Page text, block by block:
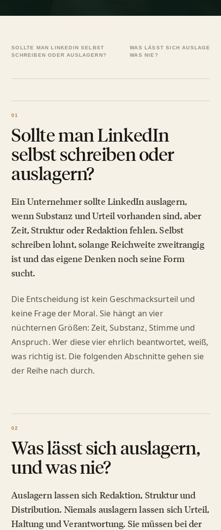
SOLLTE MAN LINKEDIN SELBST
SCHREIBEN ODER AUSLAGERN?
WAS LÄSST SICH
WAS NIE?
Sollte man LinkedIn
selbst schreiben oder
auslagern?
Ein Unternehmer sollte LinkedIn auslagern,
wenn Substanz und Urteil vorhanden sind, aber
Zeit, Struktur oder Redaktion fehlen. Selbst
schreiben lohnt, solange Reichweite zweitrangig
ist und das eigene Denken noch seine Form
sucht.
Die Entscheidung ist kein Geschmacksurteil und
keine Frage der Moral. Sie hängt an vier
nüchternen Größen: Zeit, Substanz, Stimme und
Anspruch. Wer diese vier ehrlich beantwortet, weiß,
was richtig ist. Die folgenden Abschnitte gehen sie
der Reihe nach durch.
Was lässt sich auslagern,
und was nie?
Auslagern lassen sich Redaktion, Struktur und
Distribution. Niemals auslagern lassen sich Urteil,
Haltung und Verantwortung. Sie müssen bei der